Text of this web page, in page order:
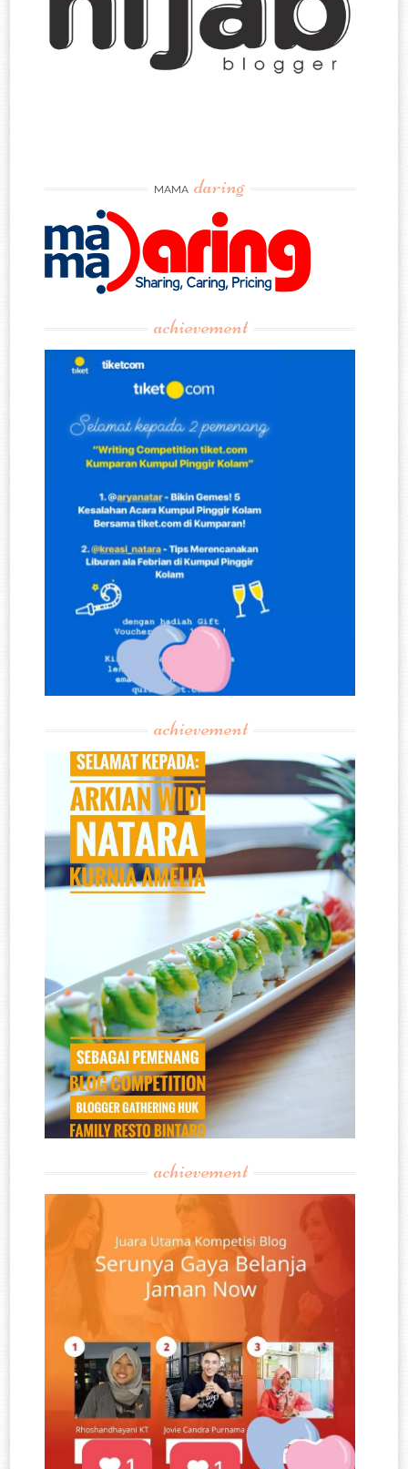
MAMA daring
achievement
achievement
achievement